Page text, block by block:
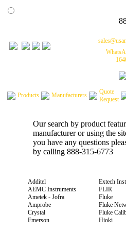
Products Manufacturers
Quote
Request
Our search by product
manufacturer or using the
you have any questions
by calling 888-315-6773
Additel
AEMC Instruments
Ametek - Jofra
Amprobe
Crystal
Emerson
Extech
FLIR
Fluke
Fluke
Fluke
Hioki